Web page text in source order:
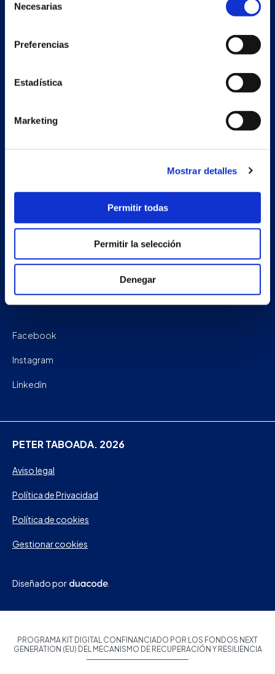
Necesarias
Preferencias
Estadística
Marketing
Mostrar detalles
Permitir todas
Permitir la selección
Denegar
Estrada Porto Cabeiro, 68
Pontevedra - España
Trabaja con nosotros
Facebook
Instagram
Linkedin
PETER TABOADA. 2026
Aviso legal
Política de Privacidad
Política de cookies
Gestionar cookies
Diseñado por
PROGRAMA KIT DIGITAL CONFINANCIADO POR LOS FONDOS NEXT
GENERATION (EU) DEL MECANISMO DE RECUPERACIÓN Y RESILIENCIA